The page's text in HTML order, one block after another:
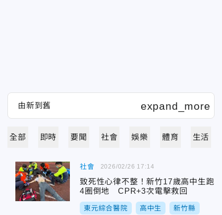
全部 即時 要聞 社會 娛樂 體育 生活
社會
致死性心律不整！新竹17歲高中生跑
4圈倒地 CPR+3次電擊救回
東元綜合醫院 高中生 新竹縣
2026/02/26 17:14